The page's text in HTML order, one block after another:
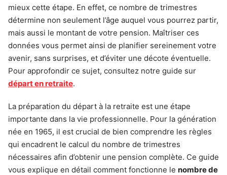
mieux cette étape. En effet, ce nombre de trimestres
détermine non seulement l’âge auquel vous pourrez partir,
mais aussi le montant de votre pension. Maîtriser ces
données vous permet ainsi de planifier sereinement votre
avenir, sans surprises, et d’éviter une décote éventuelle.
Pour approfondir ce sujet, consultez notre guide sur
départ en retraite.
La préparation du départ à la retraite est une étape
importante dans la vie professionnelle. Pour la génération
née en 1965, il est crucial de bien comprendre les règles
qui encadrent le calcul du nombre de trimestres
nécessaires afin d’obtenir une pension complète. Ce guide
vous explique en détail comment fonctionne le nombre de